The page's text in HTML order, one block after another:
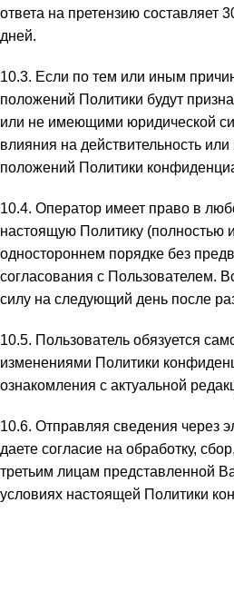
ответа на претензию составляет
дней.
10.3. Если по тем или иным
положений Политики будут
или не имеющими юридической
влияния на действительность
положений Политики
10.4. Оператор имеет право в
настоящую Политику (полностью
одностороннем порядке без
согласования с Пользователем.
силу на следующий день после
10.5. Пользователь обязуется
изменениями Политики
ознакомления с актуальной
10.6. Отправляя сведения через
даете согласие на обработку,
третьим лицам представленной
условиях настоящей Политики